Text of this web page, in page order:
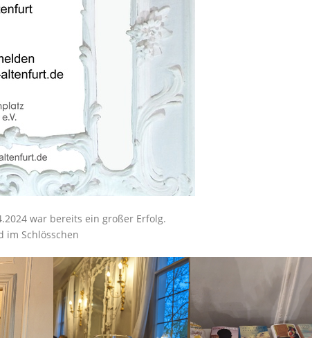
war bereits ein großer Erfolg.
im Schlösschen